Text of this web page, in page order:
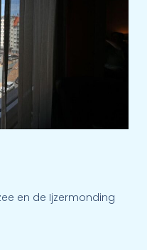
en de Ijzermonding